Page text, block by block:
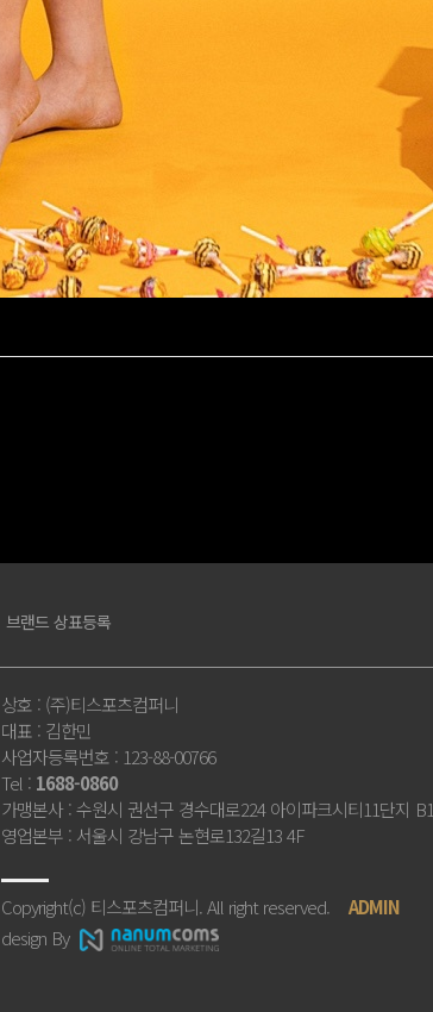
브랜드 상표등록
상호 : (주)티스포츠컴퍼니
대표 : 김한민
사업자등록번호 : 123-88-00766
Tel : 1688-0860
가맹본사: 수원시 권선구 경수대로224 아이파크시티11단지 B1
영업본부 : 서울시 강남구 논현로132길13 4F
Copyright(c) 티스포츠컴퍼니. All right reserved. ADMIN
design By